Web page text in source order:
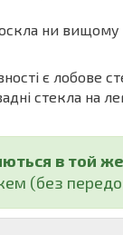
ни вищому
є лобове
стекла на
в той
(без